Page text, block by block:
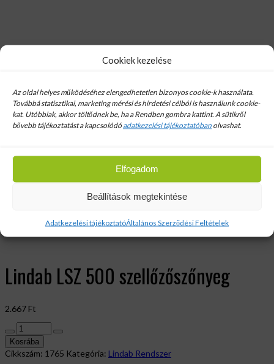
Cookiek kezelése
Az oldal helyes működéséhez elengedhetetlen bizonyos cookie-k használata.
Továbbá statisztikai, marketing mérési és hirdetési célból is használunk cookie-
kat. Utóbbiak, akkor töltődnek be, ha a Rendben gombra kattint. A sütikről
bővebb tájékoztatást a kapcsolódó adatkezelési tájékoztatóban olvashat.
Elfogadom
Beállítások megtekintése
Adatkezelési tájékoztatóÁltalános Szerződési Feltételek
Lindab LSZ 500 szellőzőszőnyeg
Lindab LSZ 500 szellőzőszőnyeg
Lindab LSZ 500 szellőzőszőnyeg
2.667 Ft
Lindab
LSZ
500
szellőzőszőnyeg
Kosrába
Cikkszám: 1765 Kategória: Lindab Rendszer